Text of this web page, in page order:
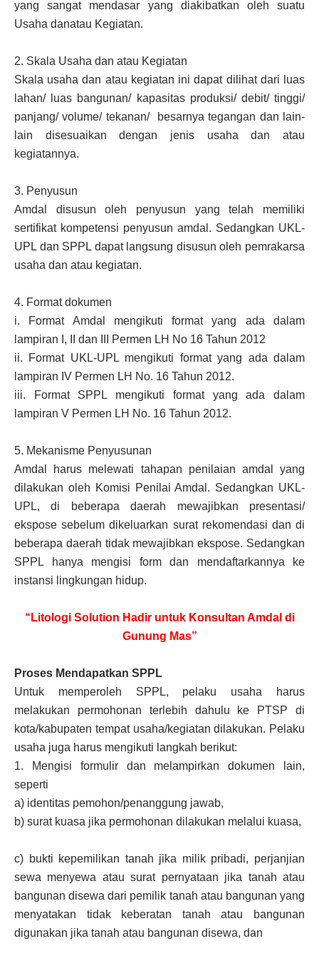
yang sangat mendasar yang diakibatkan oleh suatu
Usaha danatau Kegiatan.
2. Skala Usaha dan atau Kegiatan
Skala usaha dan atau kegiatan ini dapat dilihat dari luas
lahan/ luas bangunan/ kapasitas produksi/ debit/ tinggi/
panjang/ volume/ tekanan/ besarnya tegangan dan lain-
lain disesuaikan dengan jenis usaha dan atau
kegiatannya.
3. Penyusun
Amdal disusun oleh penyusun yang telah memiliki
sertifikat kompetensi penyusun amdal. Sedangkan UKL-
UPL dan SPPL dapat langsung disusun oleh pemrakarsa
usaha dan atau kegiatan.
4. Format dokumen
i.
Format Amdal mengikuti format yang ada dalam
lampiran I, II dan III Permen LH No 16 Tahun 2012
ii.
Format UKL-UPL mengikuti format yang ada dalam
lampiran IV Permen LH No. 16 Tahun 2012.
iii.
Format SPPL mengikuti format yang ada dalam
lampiran V Permen LH No. 16 Tahun 2012.
5. Mekanisme Penyusunan
Amdal harus melewati tahapan penilaian amdal yang
dilakukan oleh Komisi Penilai Amdal. Sedangkan UKL-
UPL, di beberapa daerah mewajibkan presentasi/
ekspose sebelum dikeluarkan surat rekomendasi dan di
beberapa daerah tidak mewajibkan ekspose. Sedangkan
SPPL hanya mengisi form dan mendaftarkannya ke
instansi lingkungan hidup.
“Litologi Solution Hadir untuk Konsultan Amdal di
Gunung Mas”
Proses Mendapatkan SPPL
Untuk memperoleh SPPL, pelaku usaha harus
melakukan permohonan terlebih dahulu ke PTSP di
kota/kabupaten tempat usaha/kegiatan dilakukan. Pelaku
usaha juga harus mengikuti langkah berikut:
1.
Mengisi formulir dan melampirkan dokumen lain,
seperti
a) identitas pemohon/penanggung jawab,
b) surat kuasa jika permohonan dilakukan melalui kuasa,
c) bukti kepemilikan tanah jika milik pribadi, perjanjian
sewa menyewa atau surat pernyataan jika tanah atau
bangunan disewa dari pemilik tanah atau bangunan yang
menyatakan tidak keberatan tanah atau bangunan
digunakan jika tanah atau bangunan disewa, dan